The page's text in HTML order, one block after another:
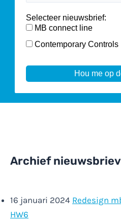
Selecteer nieuwsbrief:
MB connect line
Contemporary Controls
Archief
16 januari 2024 Redesign
HW6